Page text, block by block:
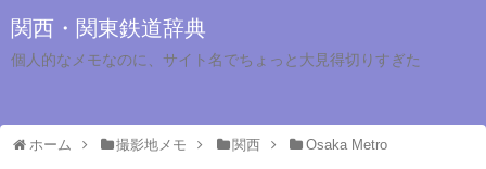
関西・関東鉄道辞典
個人的なメモなのに、サイト名でちょっと大見得切りすぎた
ホーム 撮影地メモ 関西 Osaka Metro